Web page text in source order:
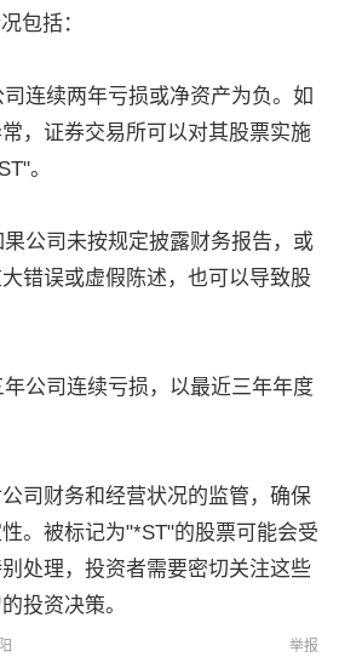
包括：
连续两年亏损或净资产为负。如
，证券交易所可以对其股票实施
。
公司未按规定披露财务报告，或
错误或虚假陈述，也可以导致股
公司连续亏损，以最近三年年度
司财务和经营状况的监管，确保
。被标记为"*ST"的股票可能会受
处理，投资者需要密切关注这些
投资决策。
举报